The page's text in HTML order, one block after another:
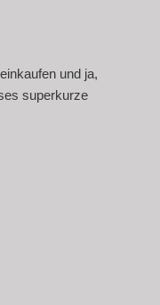
und ja,
superkurze